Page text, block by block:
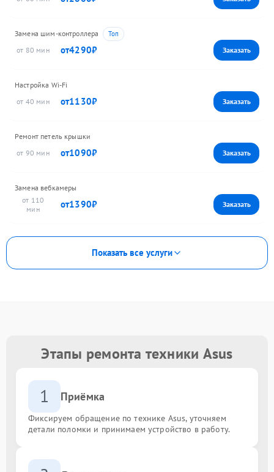
Замена шим-контроллера
80
4290
Настройка Wi-Fi
40
1130
Ремонт петель крышки
90
1090
Замена вебкамеры
110
1390
Показать все услуги
Этапы ремонта техники Asus
1 Приёмка
Фиксируем обращение по технике Asus, уточняем
детали поломки и принимаем устройство в работу.